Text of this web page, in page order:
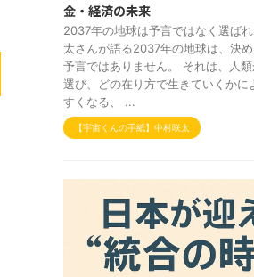
金・経済の未来
2037年の地球は予言ではなく選ば
太さんが語る2037年の地球は、決
予言ではありません。 それは、人
選び、どの在り方で生きていくかに
すくなる、 ...
【宇宙くんの手紙】中村咲太